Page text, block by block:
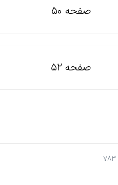
صفحه 50
صفحه 52